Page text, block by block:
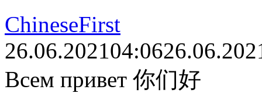
ChineseFirst
26.06.202104:06
Всем привет 你们好